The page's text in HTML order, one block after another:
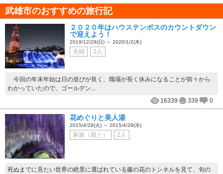
武雄市のおすすめの旅行記
２０２０年はハウステンボスのカウントダウン
で迎えよう！
2019/12/29(日) ～ 2020/1/2(木)
夫婦 2人
今回の年末年始は日の並びが良く、職場が長く休みになることが前々から
わかっていたので、ゴールデン...
16339
339 0
花めぐりと美人湯
2015/4/28(火) ～ 2015/4/29(水)
家族（親と） 2人
死ぬまでに見たい世界の絶景に選ばれている藤の花のトンネルを見て、旬の